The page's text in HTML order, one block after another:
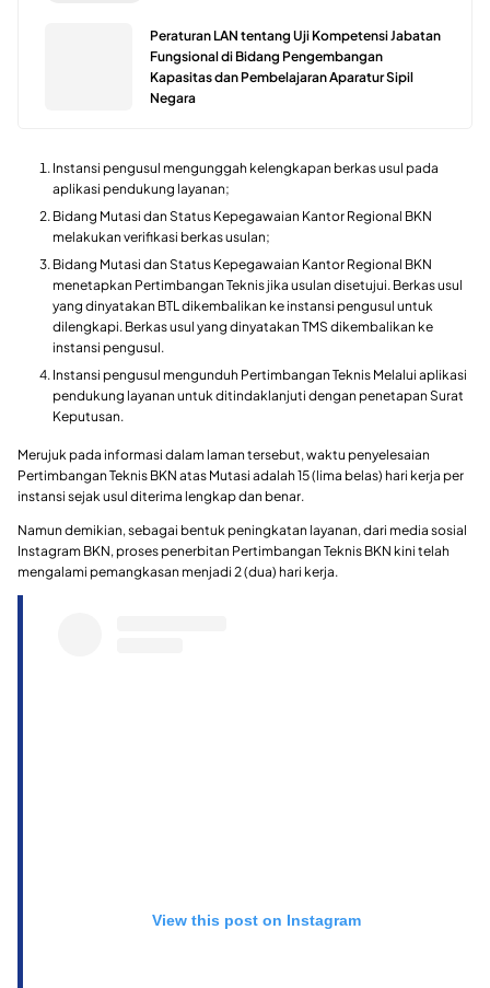
Peraturan LAN tentang Uji Kompetensi Jabatan
Fungsional di Bidang Pengembangan
Kapasitas dan Pembelajaran Aparatur Sipil
Negara
Instansi pengusul mengunggah kelengkapan berkas usul pada
aplikasi pendukung layanan;
Bidang Mutasi dan Status Kepegawaian Kantor Regional BKN
melakukan verifikasi berkas usulan;
Bidang Mutasi dan Status Kepegawaian Kantor Regional BKN
menetapkan Pertimbangan Teknis jika usulan disetujui. Berkas usul
yang dinyatakan BTL dikembalikan ke instansi pengusul untuk
dilengkapi. Berkas usul yang dinyatakan TMS dikembalikan ke
instansi pengusul.
Instansi pengusul mengunduh Pertimbangan Teknis Melalui aplikasi
pendukung layanan untuk ditindaklanjuti dengan penetapan Surat
Keputusan.
Merujuk pada informasi dalam laman tersebut, waktu penyelesaian
Pertimbangan Teknis BKN atas Mutasi adalah 15 (lima belas) hari kerja per
instansi sejak usul diterima lengkap dan benar.
Namun demikian, sebagai bentuk peningkatan layanan, dari media sosial
Instagram BKN, proses penerbitan Pertimbangan Teknis BKN kini telah
mengalami pemangkasan menjadi 2 (dua) hari kerja.
View this post on Instagram